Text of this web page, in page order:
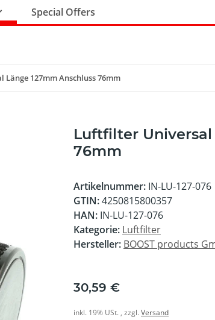
Special Offers
127mm Anschluss 76mm
Luftfilter Universal
76mm
Artikelnummer: IN-LU-127-076
GTIN:4250815800357
HAN: IN-LU-127-076
Kategorie: Luftfilter
Hersteller: BOOST products
30,59 €
inkl. 19% USt. , zzgl.Versand